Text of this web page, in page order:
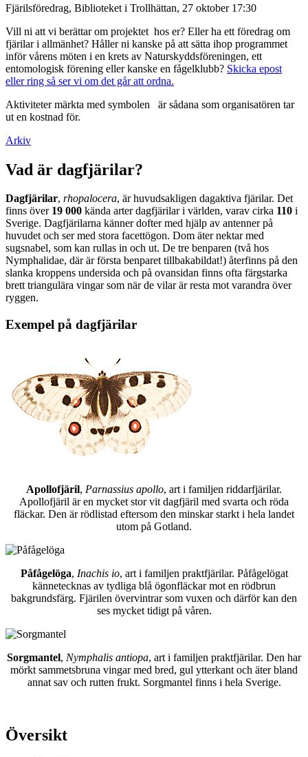
Fjärilsföredrag, Biblioteket i Trollhättan, 27 oktober 17:30
Vill ni att vi berättar om projektet hos er? Eller ha ett föredrag om
fjärilar i allmänhet? Håller ni kanske på att sätta ihop programmet
inför vårens möten i en krets av Naturskyddsföreningen, ett
entomologisk förening eller kanske en fågelklubb? Skicka epost
eller ring så ser vi om det går att ordna.
Aktiviteter märkta med symbolen
är sådana som organisatören tar
ut en kostnad för.
Arkiv
Vad är dagfjärilar?
Dagfjärilar, rhopalocera, är huvudsakligen dagaktiva fjärilar. Det
finns över 19 000 kända arter dagfjärilar i världen, varav cirka 110 i
Sverige. Dagfjärilarna känner dofter med hjälp av antenner på
huvudet och ser med stora facettögon. Dom äter nektar med
sugsnabel, som kan rullas in och ut. De tre benparen (två hos
Nymphalidae, där är första benparet tillbakabildat!) återfinns på den
slanka kroppens undersida och på ovansidan finns ofta färgstarka
brett triangulära vingar som när de vilar är resta mot varandra över
ryggen.
Exempel på dagfjärilar
Apollofjäril, Parnassius apollo, art i familjen riddarfjärilar.
Apollofjäril är en mycket stor vit dagfjäril med svarta och röda
fläckar. Den är rödlistad eftersom den minskar starkt i hela landet
utom på Gotland.
Påfågelöga, Inachis io, art i familjen praktfjärilar. Påfågelögat
kännetecknas av tydliga blå ögonfläckar mot en rödbrun
bakgrundsfärg. Fjärilen övervintrar som vuxen och därför kan den
ses mycket tidigt på våren.
Sorgmantel, Nymphalis antiopa, art i familjen praktfjärilar. Den har
mörkt sammetsbruna vingar med bred, gul ytterkant och äter bland
annat sav och rutten frukt. Sorgmantel finns i hela Sverige.
Översikt